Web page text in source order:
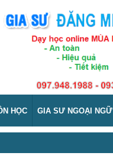
HỌC GIA SƯ NGOẠI NGỮ